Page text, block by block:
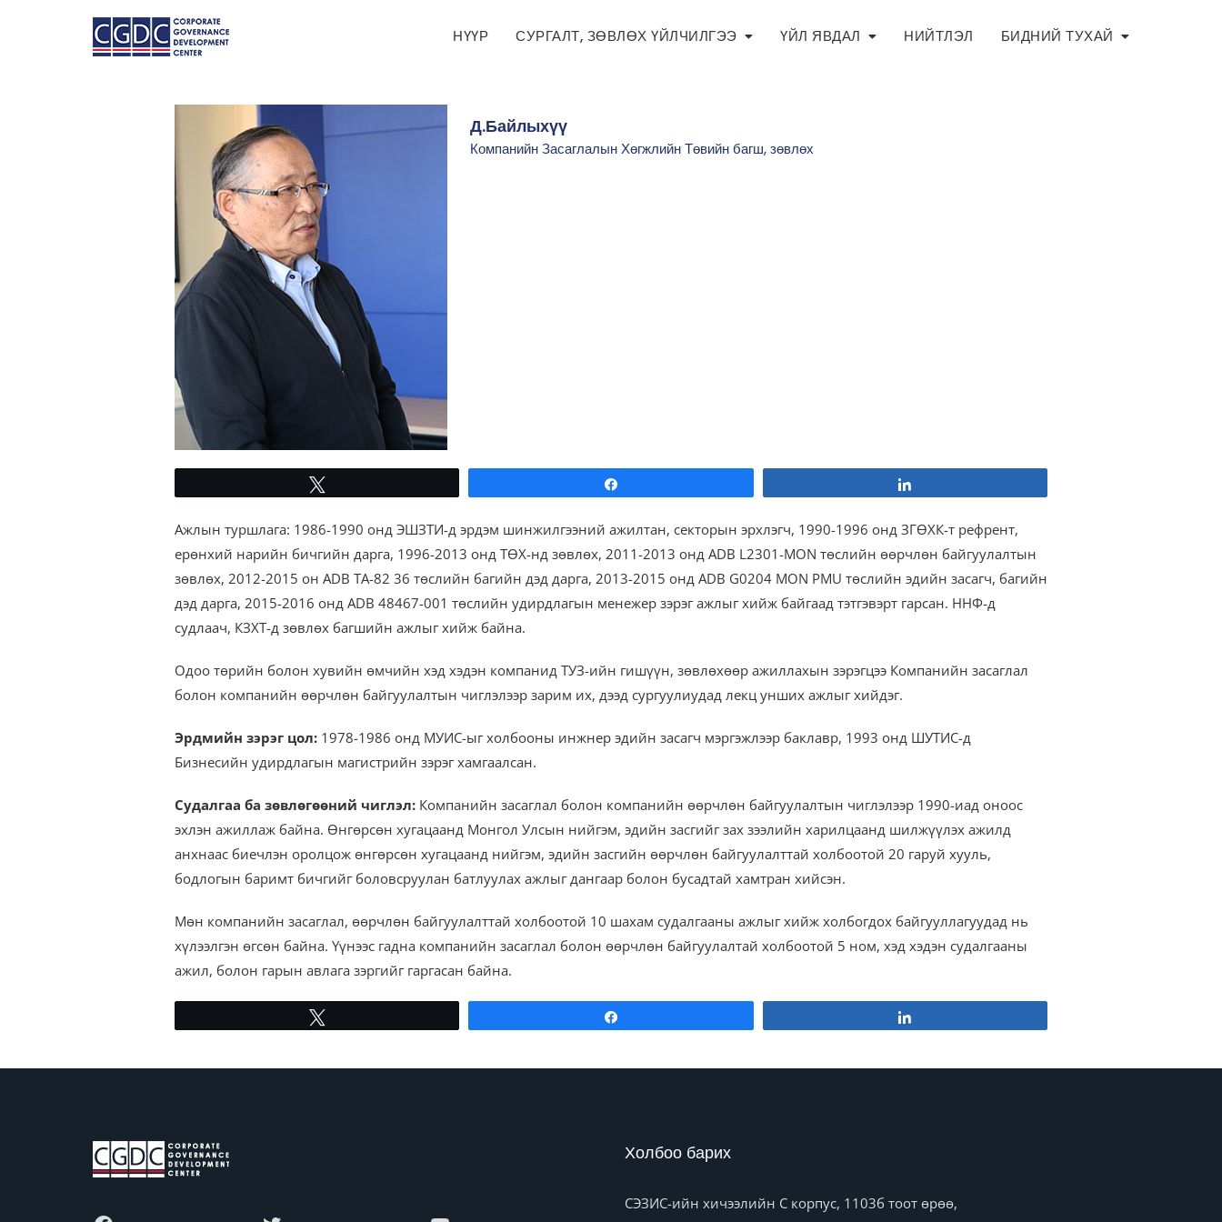
НҮҮР СУРГАЛТ, ЗӨВЛӨХ ҮЙЛЧИЛГЭЭ ҮЙЛ ЯВДАЛ НИЙТЛЭЛ БИДНИЙ ТУХАЙ
Д.Байлыхүү
Компанийн Засаглалын Хөгжлийн Төвийн багш, зөвлөх
Ажлын туршлага: 1986-1990 онд ЭШЗТИ-д эрдэм шинжилгээний ажилтан, секторын эрхлэгч, 1990-1996 онд ЗГӨХК-т рефрент,
ерөнхий нарийн бичгийн дарга, 1996-2013 онд ТӨХ-нд зөвлөх, 2011-2013 онд ADB L2301-MON төслийн өөрчлөн байгуулалтын
зөвлөх, 2012-2015 он ADB TA-82 36 төслийн багийн дэд дарга, 2013-2015 онд ADB G0204 MON PMU төслийн эдийн засагч, багийн
дэд дарга, 2015-2016 онд ADB 48467-001 төслийн удирдлагын менежер зэрэг ажлыг хийж байгаад тэтгэвэрт гарсан. ННФ-д
судлаач, КЗХТ-д зөвлөх багшийн ажлыг хийж байна.
Одоо төрийн болон хувийн өмчийн хэд хэдэн компанид ТУЗ-ийн гишүүн, зөвлөхөөр ажиллахын зэрэгцээ Компанийн засаглал
болон компанийн өөрчлөн байгуулалтын чиглэлээр зарим их, дээд сургуулиудад лекц унших ажлыг хийдэг.
Эрдмийн зэрэг цол: 1978-1986 онд МУИС-ыг холбооны инжнер эдийн засагч мэргэжлээр баклавр, 1993 онд ШУТИС-д
Бизнесийн удирдлагын магистрийн зэрэг хамгаалсан.
Судалгаа ба зөвлөгөөний чиглэл: Компанийн засаглал болон компанийн өөрчлөн байгуулалтын чиглэлээр 1990-иад оноос
эхлэн ажиллаж байна. Өнгөрсөн хугацаанд Монгол Улсын нийгэм, эдийн засгийг зах зээлийн харилцаанд шилжүүлэх ажилд
анхнаас биечлэн оролцож өнгөрсөн хугацаанд нийгэм, эдийн засгийн өөрчлөн байгуулалттай холбоотой 20 гаруй хууль,
бодлогын баримт бичгийг боловсруулан батлуулах ажлыг дангаар болон бусадтай хамтран хийсэн.
Мөн компанийн засаглал, өөрчлөн байгуулалттай холбоотой 10 шахам судалгааны ажлыг хийж холбогдох байгууллагуудад нь
хүлээлгэн өгсөн байна. Үүнээс гадна компанийн засаглал болон өөрчлөн байгуулалтай холбоотой 5 ном, хэд хэдэн судалгааны
ажил, болон гарын авлага зэргийг гаргасан байна.
Холбоо барих
СЭЗИС-ийн хичээлийн C корпус, 1103б тоот өрөө,